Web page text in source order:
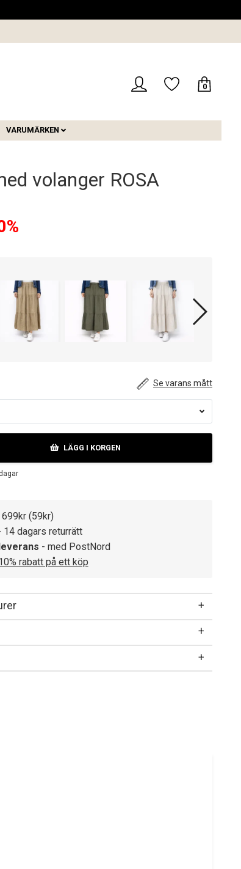
0
VARUMÄRKEN
volanger ROSA
Se varans mått
LÄGG I KORGEN
(59kr)
14 dagars returrätt
- med PostNord
rabatt på ett köp